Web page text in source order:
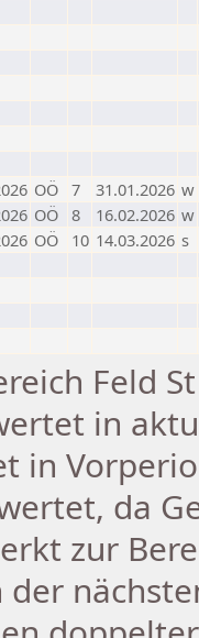
OÖ 7 31.01.2026 w
OÖ 8 16.02.2026 w
OÖ 10 14.03.2026 s
Feld
in
in
da
zur
der